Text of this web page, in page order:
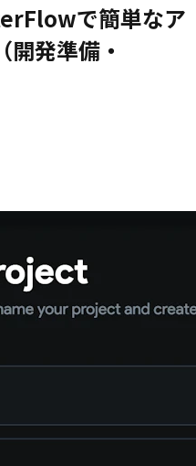
で簡単なア
開発準備・